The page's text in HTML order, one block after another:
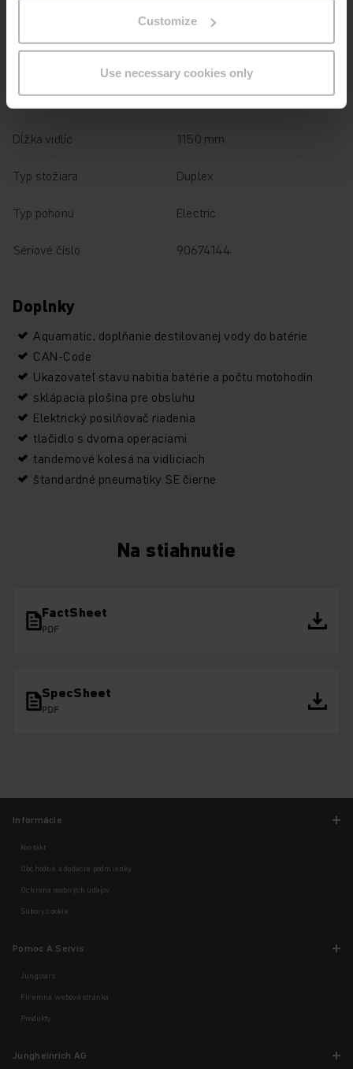
Customize
Use necessary cookies only
1200 kg
Prevádzkové hodiny 520 h
Výška 1750 mm
Dĺžka vidlíc 1150 mm
Typ stožiara Duplex
Typ pohonu Electric
Sériové číslo 90674144
Doplnky
Aquamatic, doplňanie destilovanej vody do batérie
CAN-Code
Ukazovateľ stavu nabitia batérie a počtu motohodín
sklápacia plošina pre obsluhu
Elektrický posilňovač riadenia
tlačidlo s dvoma operaciami
tandemové kolesá na vidliciach
štandardné pneumatiky SE čierne
Na stiahnutie
FactSheet
PDF
SpecSheet
PDF
Informácie
Kontakt
Obchodné a dodacie podmienky
Ochrana osobných údajov
Súbory cookie
Pomoc A Servis
Jungstars
Firemná webová stránka
Produkty
Jungheinrich AG